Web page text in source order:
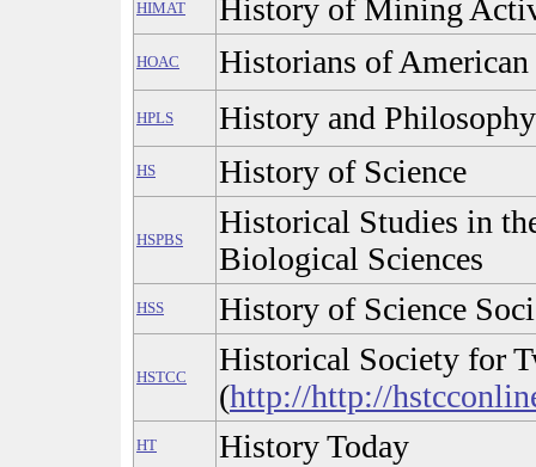
HIMAT History of Mining
HOAC Historians of
HPLS History and
HS History of Science
HSPBS
Historical Studies in
Biological Sciences
HSS History of Science
HSTCC
Historical Society for
(http://http://
HT History Today